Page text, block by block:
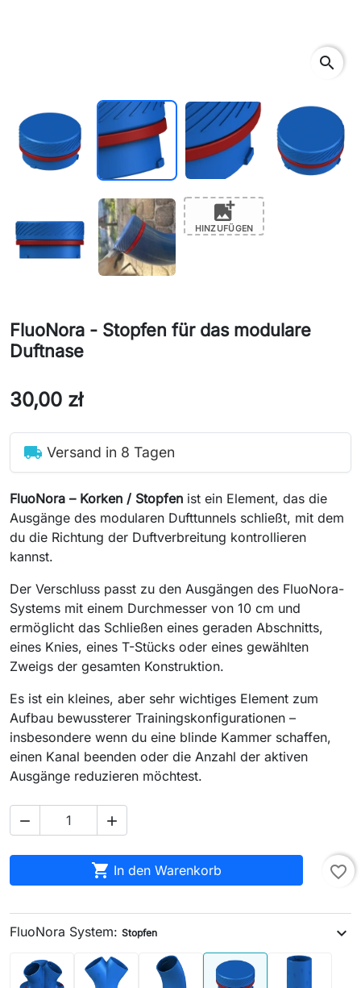
search
add_photo_alternate
HINZUFÜGEN
FluoNora - Stopfen für das modulare
Duftnase
30,00 zł
local_shipping Versand in 8 Tagen
FluoNora – Korken / Stopfen ist ein Element, das die
Ausgänge des modularen Dufttunnels schließt, mit dem
du die Richtung der Duftverbreitung kontrollieren
kannst.
Der Verschluss passt zu den Ausgängen des FluoNora-
Systems mit einem Durchmesser von 10 cm und
ermöglicht das Schließen eines geraden Abschnitts,
eines Knies, eines T-Stücks oder eines gewählten
Zweigs der gesamten Konstruktion.
Es ist ein kleines, aber sehr wichtiges Element zum
Aufbau bewussterer Trainingskonfigurationen –
insbesondere wenn du eine blinde Kammer schaffen,
einen Kanal beenden oder die Anzahl der aktiven
Ausgänge reduzieren möchtest.
 
 In den Warenkorb favorite_border
FluoNora System: Stopfen expand_more